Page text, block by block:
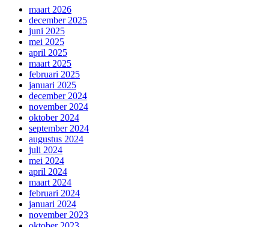
maart 2026
december 2025
juni 2025
mei 2025
april 2025
maart 2025
februari 2025
januari 2025
december 2024
november 2024
oktober 2024
september 2024
augustus 2024
juli 2024
mei 2024
april 2024
maart 2024
februari 2024
januari 2024
november 2023